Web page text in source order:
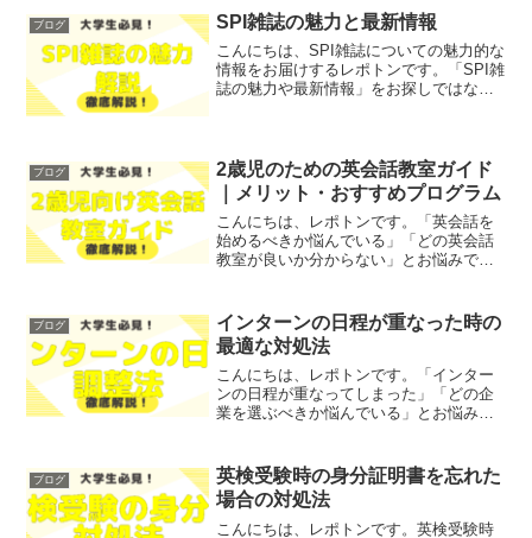
ブログ SPI雑誌の魅力と最新情報
こんにちは、SPI雑誌についての魅力的な
情報をお届けするレポトンです。「SPI雑
誌の魅力や最新情報」をお探しではない
は次のような...
ブログ
2歳児のための英会話教室ガイド
｜メリット・おすすめプログラム
こんにちは、レポトンです。「英会話を
始めるべきか悩んでいる」「どの英会話
教室が良いか分からない」とお悩みでは
プログラムをご紹介します！レポトンこ
の記事は次のような人に...
ブログ
インターンの日程が重なった時の
最適な対処法
こんにちは、レポトンです。「インター
ンの日程が重なってしまった」「どの企
業を選ぶべきか悩んでいる」とお悩みで
法を、わかりやすく解説します！レポト
ンこの記事は次のような人...
ブログ
英検受験時の身分証明書を忘れた
場合の対処法
こんにちは、レポトンです。英検受験時